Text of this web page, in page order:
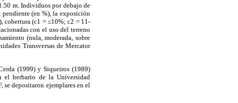
m. Individuos por debajo de
pendiente (en %), la exposición
cobertura (c1 = ≤10%; c2 = 11-
con el uso del terreno
(nula, moderada, sobre
Transversas de Mercator
(1999) y Siqueiros (1989)
el herbario de la Universidad
se depositaron ejemplares en el